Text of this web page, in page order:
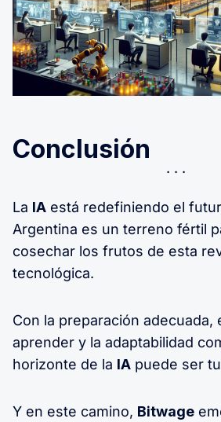
Conclusión
La IA está redefiniendo el
Argentina es un terreno fértil
cosechar los frutos de esta
tecnológica.
Con la preparación adecuada,
aprender y la adaptabilidad
horizonte de la IA puede ser
Y en este camino, Bitwage